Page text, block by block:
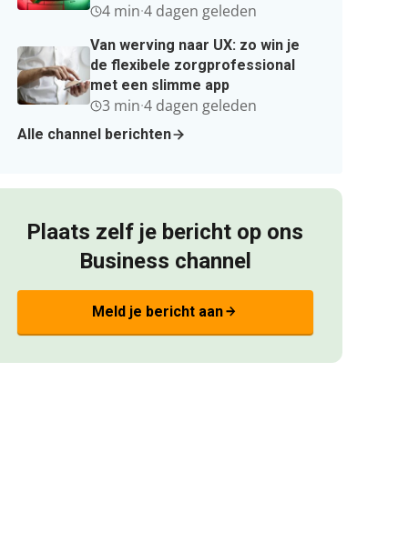
4 min·4 dagen geleden
Van werving naar UX: zo win je
de flexibele zorgprofessional
met een slimme app
3 min·4 dagen geleden
Alle channel berichten
Plaats zelf je bericht op ons
Business channel
Meld je bericht aanarrow_forward